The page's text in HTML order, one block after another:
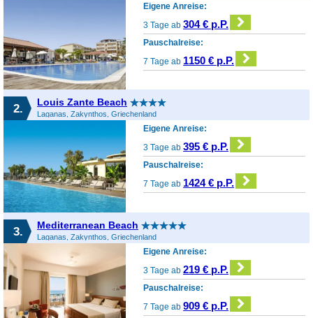
Eigene Anreise:
3 Tage ab304 € p.P.
Pauschalreise:
7 Tage ab 1150 € p.P.
2. Louis Zante Beach
Laganas, Zakynthos, Griechenland
Eigene Anreise:
3 Tage ab395 € p.P.
Pauschalreise:
7 Tage ab 1424 € p.P.
3. Mediterranean Beach
Laganas, Zakynthos, Griechenland
Eigene Anreise:
3 Tage ab219 € p.P.
Pauschalreise:
7 Tage ab909 € p.P.